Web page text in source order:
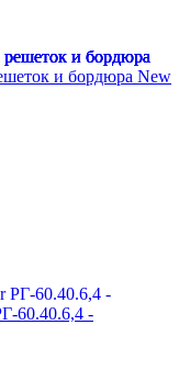
и бордюра New
60.40.6,4 -